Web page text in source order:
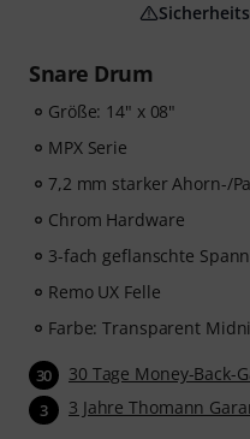
Snare Drum
Größe: 14" x 08"
MPX Serie
7,2 mm starker Ahorn-/
Chrom Hardware
3-fach geflanschte
Remo UX Felle
Farbe: Transparent
30 30 Tage Money-Back-
3 3 Jahre Thomann